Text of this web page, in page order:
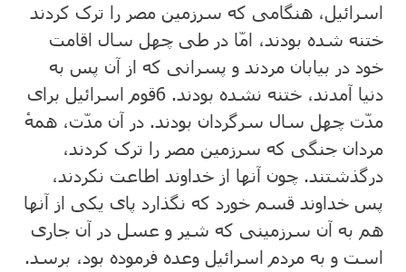
اسرائیل، هنگامی که سرزمین مصر را ترک کردند
ختنه شده بودند، امّا در طی چهل سال اقامت
خود در بیابان مردند و پسرانی که از آن پس به
دنیا آمدند، ختنه نشده بودند. 6قوم اسرائیل برای
مدّت چهل سال سرگردان بودند. در آن مدّت، همهٔ
مردان جنگی که سرزمین مصر را ترک کردند،
درگذشتند. چون آنها از خداوند اطاعت نکردند،
پس خداوند قسم خورد که نگذارد پای یکی از آنها
هم به آن سرزمینی که شیر و عسل در آن جاری
است و به مردم اسرائیل وعده فرموده بود، برسد.